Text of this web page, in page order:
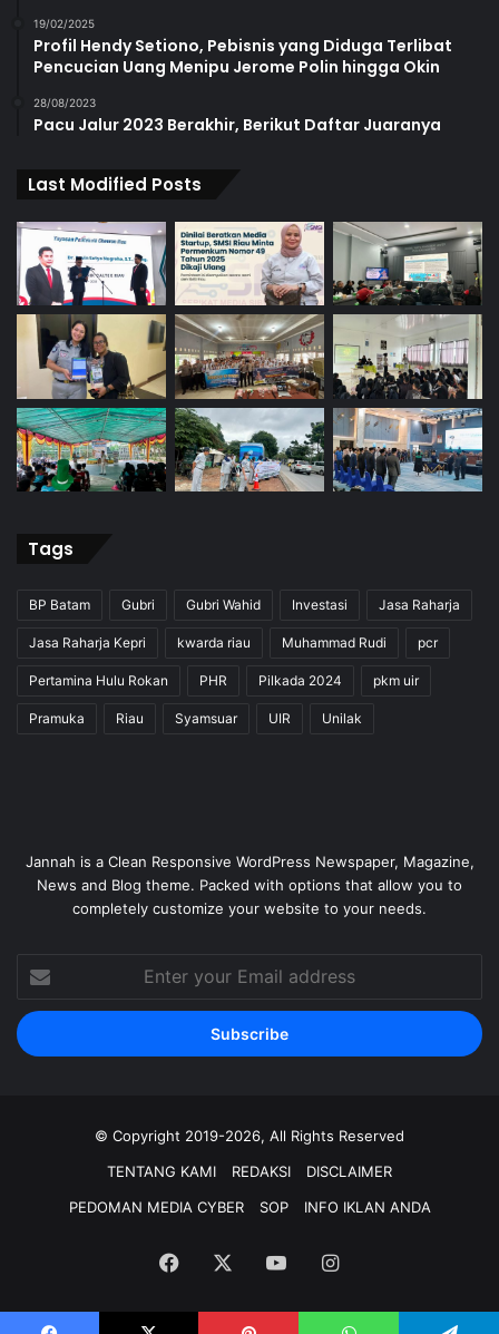
19/02/2025
Profil Hendy Setiono, Pebisnis yang Diduga Terlibat
Pencucian Uang Menipu Jerome Polin hingga Okin
28/08/2023
Pacu Jalur 2023 Berakhir, Berikut Daftar Juaranya
Last Modified Posts
Tags
BP Batam Gubri Gubri Wahid Investasi Jasa Raharja
Jasa Raharja Kepri kwarda riau Muhammad Rudi pcr
Pertamina Hulu Rokan PHR Pilkada 2024 pkm uir
Pramuka Riau Syamsuar UIR Unilak
Jannah is a Clean Responsive WordPress Newspaper, Magazine,
News and Blog theme. Packed with options that allow you to
completely customize your website to your needs.
your
Email
address
© Copyright 2019-2026, All Rights Reserved
TENTANG KAMI
REDAKSI
DISCLAIMER
PEDOMAN MEDIA CYBER
SOP INFO IKLAN ANDA
Facebook YouTubeInstagram